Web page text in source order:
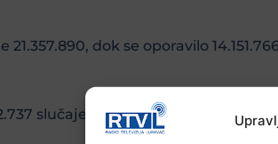
dok se oporavilo
slučajeva zaraze.